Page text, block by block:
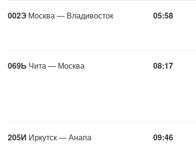
002Э Москва — Владивосток 05:58
069Ь Чита — Москва 08:17
205И Иркутск — Анапа 09:46